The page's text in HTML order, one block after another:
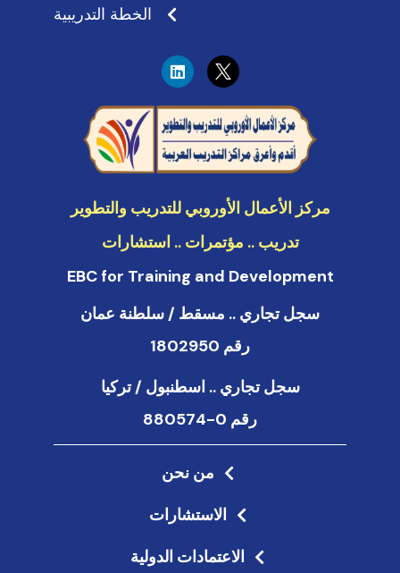
الخطة التدريبية
L
i
n
k
e
d
i
n
مركز الأعمال الأوروبي للتدريب والتطوير
تدريب .. مؤتمرات .. استشارات
EBC for Training and Development
سجل تجاري .. مسقط / سلطنة عمان
رقم 1802950
سجل تجاري .. اسطنبول / تركيا
رقم 0-880574
من نحن
الاستشارات
الاعتمادات الدولية